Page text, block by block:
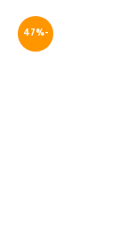
-47%